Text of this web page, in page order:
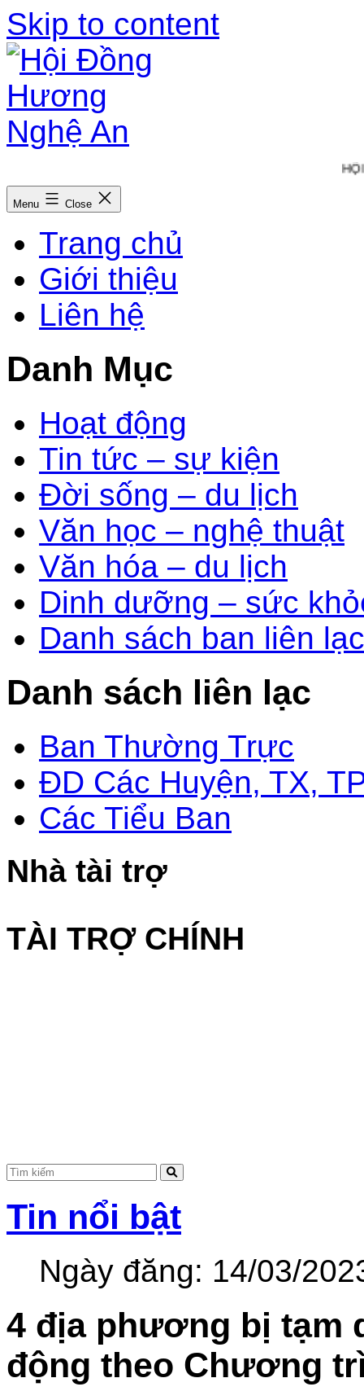
Skip to content
HỘI
Menu Close
Trang chủ
Giới thiệu
Liên hệ
Danh Mục
Hoạt động
Tin tức – sự kiện
Đời sống – du lịch
Văn học – nghệ thuật
Văn hóa – du lịch
Dinh dưỡng – sức
Danh sách ban liên lạc
Danh sách liên lạc
Ban Thường Trực
ĐD Các Huyện, TX,
Các Tiểu Ban
Nhà tài trợ
TÀI TRỢ CHÍNH
Tin nổi bật
Ngày đăng: 14/03/
4 địa phương bị tạm
động theo Chương